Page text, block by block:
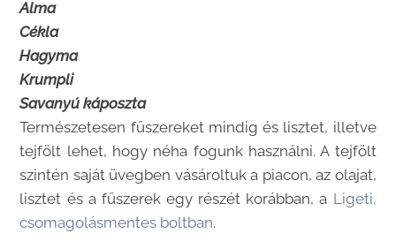
Alma
Cékla
Hagyma
Krumpli
Savanyú káposzta
Természetesen fűszereket mindig és lisztet, illetve
tejfölt lehet, hogy néha fogunk használni. A tejfölt
szintén saját üvegben vásároltuk a piacon, az olajat,
lisztet és a fűszerek egy részét korábban, a Ligeti,
csomagolásmentes boltban.